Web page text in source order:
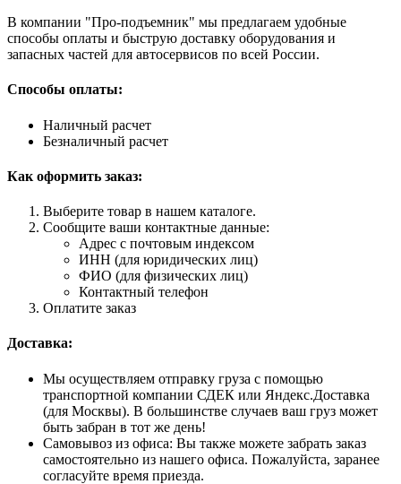
В компании "Про-подъемник" мы предлагаем удобные
способы оплаты и быструю доставку оборудования и
запасных частей для автосервисов по всей России.
Способы оплаты:
Наличный расчет
Безналичный расчет
Как оформить заказ:
Выберите товар в нашем каталоге.
Сообщите ваши контактные данные:
Адрес с почтовым индексом
ИНН (для юридических лиц)
ФИО (для физических лиц)
Контактный телефон
Оплатите заказ
Доставка:
Мы осуществляем отправку груза с помощью
транспортной компании СДЕК или Яндекс.Доставка
(для Москвы). В большинстве случаев ваш груз может
быть забран в тот же день!
Самовывоз из офиса: Вы также можете забрать заказ
самостоятельно из нашего офиса. Пожалуйста, заранее
согласуйте время приезда.